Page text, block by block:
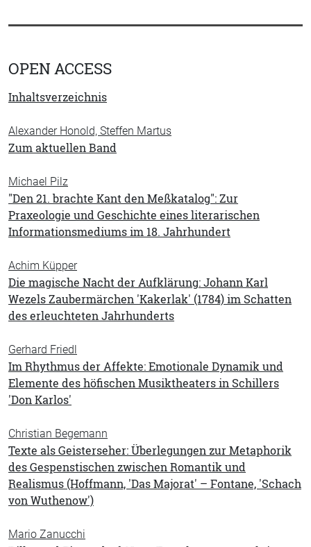
OPEN ACCESS
Inhaltsverzeichnis
Alexander Honold, Steffen Martus
Zum aktuellen Band
Michael Pilz
"Den 21. brachte Kant den Meßkatalog": Zur
Praxeologie und Geschichte eines literarischen
Informationsmediums im 18. Jahrhundert
Achim Küpper
Die magische Nacht der Aufklärung: Johann Karl
Wezels Zaubermärchen 'Kakerlak' (1784) im Schatten
des erleuchteten Jahrhunderts
Gerhard Friedl
Im Rhythmus der Affekte: Emotionale Dynamik und
Elemente des höfischen Musiktheaters in Schillers
'Don Karlos'
Christian Begemann
Texte als Geisterseher: Überlegungen zur Metaphorik
des Gespenstischen zwischen Romantik und
Realismus (Hoffmann, 'Das Majorat' – Fontane, 'Schach
von Wuthenow')
Mario Zanucchi